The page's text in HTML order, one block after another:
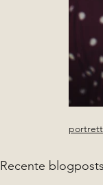
Recente blogposts